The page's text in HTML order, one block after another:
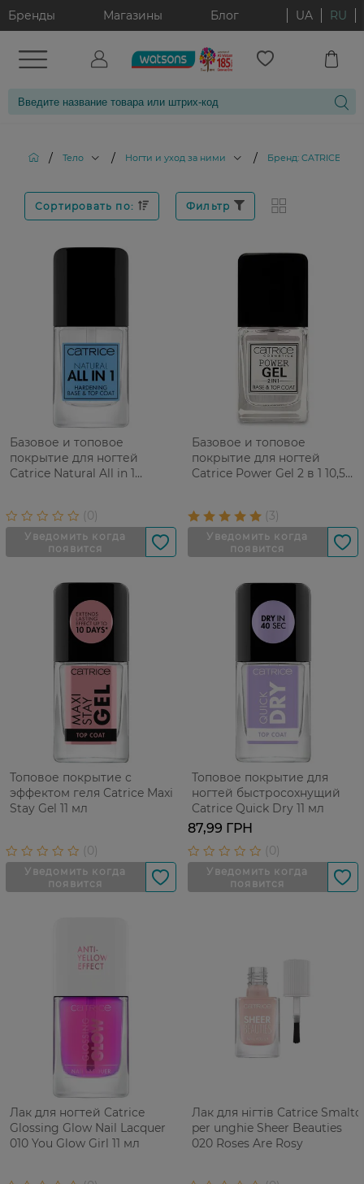
Бренды Магазины Блог UA RU
/ Тело / Ногти и уход за ними / Бренд: CATRICE
Сортировать по: Фильтр
Базовое и топовое
покрытие для ногтей
Catrice Natural All in 1
Базовое и топовое
покрытие для ногтей
Catrice Power Gel 2 в 1 10,5
Топовое покрытие с
эффектом геля Catrice Maxi
Stay Gel 11 мл
Топовое покрытие для
ногтей быстросохнущий
Catrice Quick Dry 11 мл
87,99 ГРН
Лак для ногтей Catrice
Glossing Glow Nail Lacquer
010 You Glow Girl 11 мл
Лак для нігтів Catrice Smalto
per unghie Sheer Beauties
020 Roses Are Rosy